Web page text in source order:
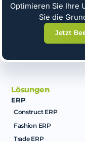
Optimieren Sie Ihre
Sie die
Jetzt
Lösungen
ERP
Construct ERP
Fashion ERP
Trade ERP